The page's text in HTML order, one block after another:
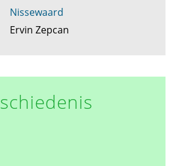
Nissewaard
Ervin Zepcan